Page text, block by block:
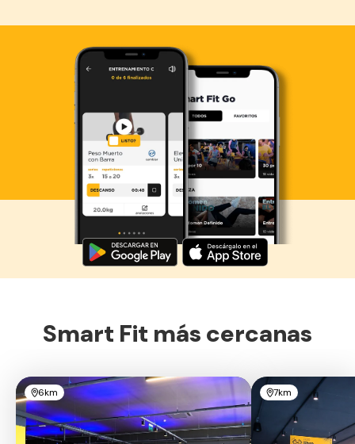
Descarga ahora lo Smart Fit App
Smart Fit más cercanas
6km 7km